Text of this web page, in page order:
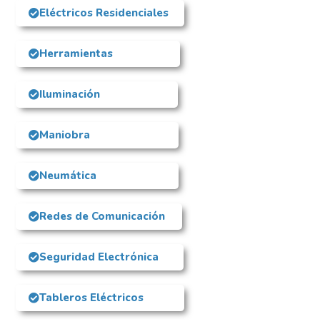
Eléctricos Residenciales
Herramientas
Iluminación
Maniobra
Neumática
Redes de Comunicación
Seguridad Electrónica
Tableros Eléctricos